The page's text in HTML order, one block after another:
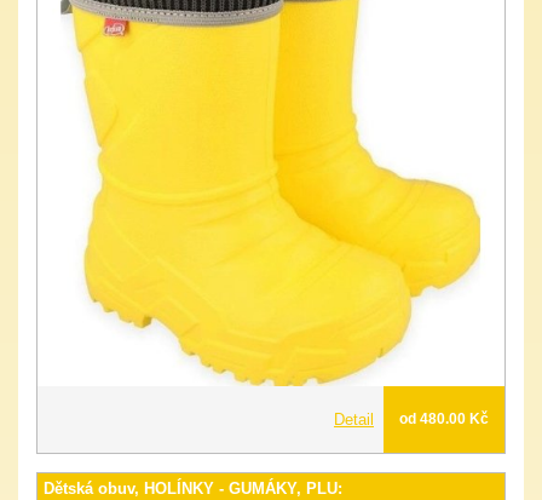
Detail od 480.00 Kč
Dětská obuv, HOLÍNKY - GUMÁKY, PLU: